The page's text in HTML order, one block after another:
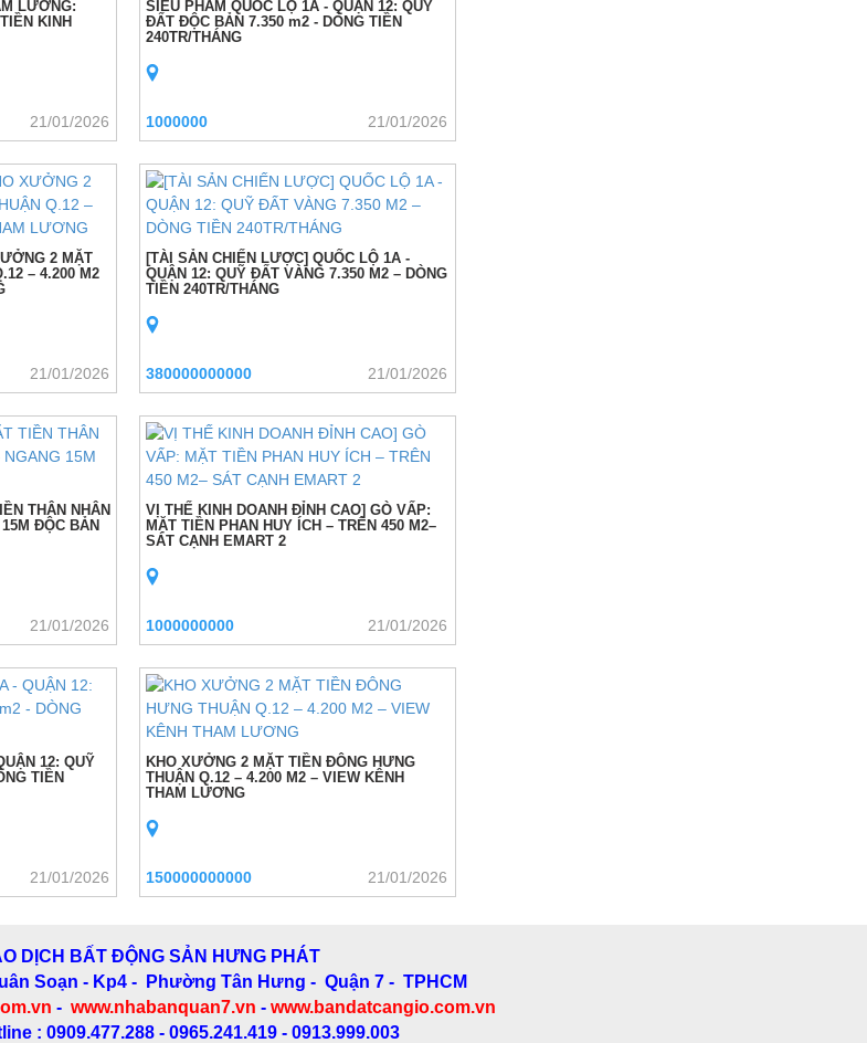
LƯƠNG:
KINH
21/01/2026
SIÊU PHẨM QUỐC LỘ 1A - QUẬN 12: QUỸ
ĐẤT ĐỘC BẢN 7.350 m2 - DÒNG TIỀN
240TR/THÁNG
1000000 21/01/2026
2 MẶT
– 4.200 M2
21/01/2026
[TÀI SẢN CHIẾN LƯỢC] QUỐC LỘ 1A -
QUẬN 12: QUỸ ĐẤT VÀNG 7.350 M2 – DÒNG
TIỀN 240TR/THÁNG
380000000000 21/01/2026
THÂN NHÂN
ĐỘC BẢN
21/01/2026
VỊ THẾ KINH DOANH ĐỈNH CAO] GÒ VẤP:
MẶT TIỀN PHAN HUY ÍCH – TRÊN 450 M2–
SÁT CẠNH EMART 2
1000000000 21/01/2026
12: QUỸ
TIỀN
21/01/2026
KHO XƯỞNG 2 MẶT TIỀN ĐÔNG HƯNG
THUẬN Q.12 – 4.200 M2 – VIEW KÊNH
THAM LƯƠNG
150000000000 21/01/2026
DỊCH BẤT ĐỘNG SẢN HƯNG PHÁT
Soạn - Kp4 - Phường Tân Hưng - Quận 7 - TPHCM
- www.nhabanquan7.vn - www.bandatcangio.com.vn
: 0909.477.288 - 0965.241.419 - 0913.999.003